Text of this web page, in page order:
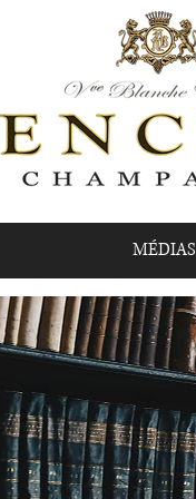
MÉDIAS